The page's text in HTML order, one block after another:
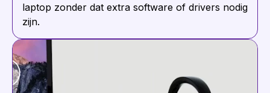
laptop zonder dat extra software of drivers nodig
zijn.